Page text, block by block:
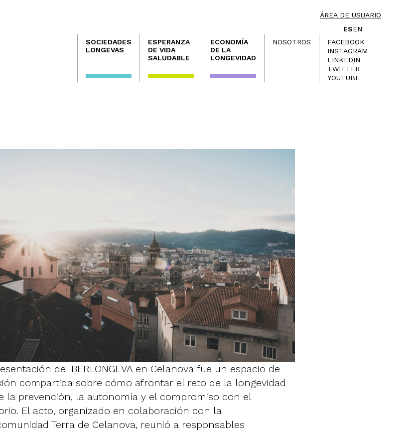
ÁREA DE USUARIO
ESEN
Navegación
principal
SOCIEDADES
LONGEVAS
ESPERANZA
DE VIDA
SALUDABLE
ECONOMÍA
DE LA
LONGEVIDAD
NOSOTROS
FACEBOOK
INSTAGRAM
LINKEDIN
TWITTER
YOUTUBE
de IBERLONGEVA en Celanova fue un espacio de
compartida sobre cómo afrontar el reto de la longevidad
la prevención, la autonomía y el compromiso con el
El acto, organizado en colaboración con la
Terra de Celanova, reunió a responsables